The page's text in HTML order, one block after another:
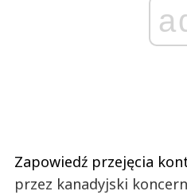
Zapowiedź przejęcia
przez kanadyjski koncern